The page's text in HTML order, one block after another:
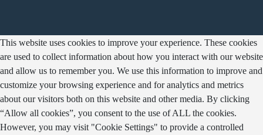
This website uses cookies to improve your experience. These cookies
are used to collect information about how you interact with our website
and allow us to remember you. We use this information to improve and
customize your browsing experience and for analytics and metrics
about our visitors both on this website and other media. By clicking
“Allow all cookies”, you consent to the use of ALL the cookies.
However, you may visit "Cookie Settings" to provide a controlled